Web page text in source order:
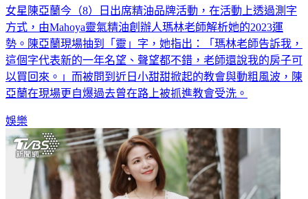
女星陳亞蘭今（8）日出席精油品牌活動，在活動上透過測字
方式，由Mahoya靈氣精油創辦人瑪林老師解析她的2023運
勢。陳亞蘭現場抽到「靈」字，她指出：「瑪林老師告訴我，
這個字代表新的一年名望、聲望都不錯，老師還說我的房子可
以買回來。」而被問到近日小甜甜掀起的教會與動粗風波，陳
亞蘭在現場更自爆過去曾在路上被抓進教會受洗。
娛樂